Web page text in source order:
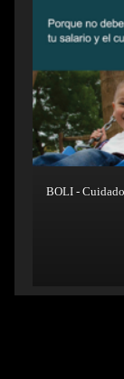
BOLI -